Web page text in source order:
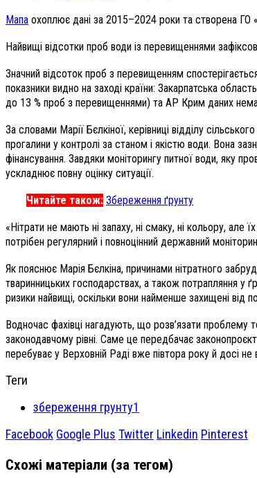
Мапа охоплює дані за 2015–2024 роки та створена ГО
Найвищі відсотки проб води із перевищеннями
Значний відсоток проб з перевищенням
показники видно на заході країни: Закарпатська
до 13 % проб з перевищеннями) та АР Крим даних
За словами Марії Бєлкіної, керівниці відділу
прогалини у контролі за станом і якістю води. Вона
фінансування. Завдяки моніторингу питної води, яку
ускладнює повну оцінку ситуації.
Читайте також: Збереження ґрунту
«Нітрати не мають ні запаху, ні смаку, ні кольору,
потрібен регулярний і повноцінний державний
Як пояснює Марія Бєлкіна, причинами нітратного
тваринницьких господарствах, а також потрапляння у
ризики найвищі, оскільки вони найменше захищені від
Водночас фахівці нагадують, що розв’язати
законодавчому рівні. Саме це передбачає
перебуває у Верховній Раді вже півтора року й досі не
Теги
збереження грунту1
Facebook Google Plus Twitter Linkedin Pinterest
Схожі матеріали (за тегом)